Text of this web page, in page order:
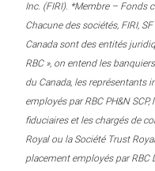
Inc. (FIRI). *Membre – Fonds
Chacune des sociétés, FIRI,
Canada sont des entités
RBC », on entend les
du Canada, les représentants
employés par RBC PH&N
fiduciaires et les chargés de
Royal ou la Société Trust
placement employés par RBC